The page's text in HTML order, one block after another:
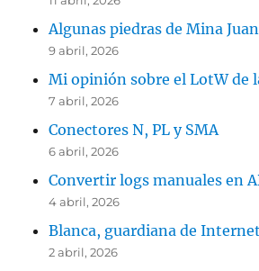
Algunas piedras de Mina
9 abril, 2026
Mi opinión sobre el LotW de
7 abril, 2026
Conectores N, PL y SMA
6 abril, 2026
Convertir logs manuales en
4 abril, 2026
Blanca, guardiana de Internet
2 abril, 2026